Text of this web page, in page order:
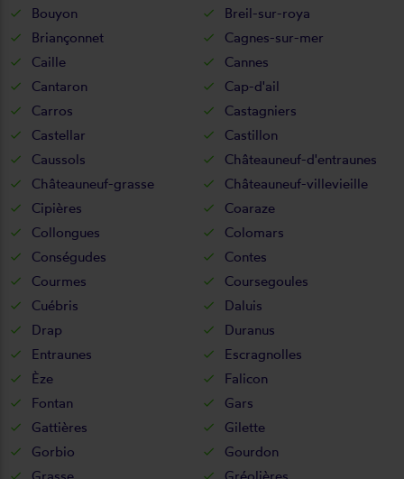
Bouyon
Breil-sur-roya
Briançonnet
Cagnes-sur-mer
Caille
Cannes
Cantaron
Cap-d'ail
Carros
Castagniers
Castellar
Castillon
Caussols
Châteauneuf-d'entraunes
Châteauneuf-grasse
Châteauneuf-villevieille
Cipières
Coaraze
Collongues
Colomars
Conségudes
Contes
Courmes
Coursegoules
Cuébris
Daluis
Drap
Duranus
Entraunes
Escragnolles
Èze
Falicon
Fontan
Gars
Gattières
Gilette
Gorbio
Gourdon